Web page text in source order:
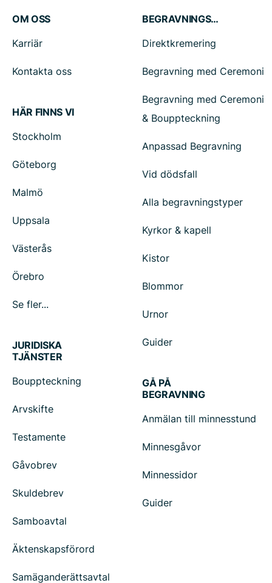
OM OSS
Karriär
Kontakta oss
HÄR FINNS VI
Stockholm
Göteborg
Malmö
Uppsala
Västerås
Örebro
Se fler...
BEGRAVNINGSTJÄNSTER
Direktkremering
Begravning med Ceremoni
Begravning med Ceremoni
& Bouppteckning
Anpassad Begravning
Vid dödsfall
Alla begravningstyper
Kyrkor & kapell
Kistor
Blommor
Urnor
Guider
JURIDISKA
TJÄNSTER
Bouppteckning
Arvskifte
Testamente
Gåvobrev
Skuldebrev
Samboavtal
Äktenskapsförord
Samäganderättsavtal
GÅ PÅ
BEGRAVNING
Anmälan till minnesstund
Minnesgåvor
Minnessidor
Guider